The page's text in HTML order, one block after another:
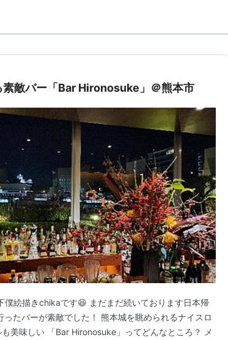
素敵バー「Bar Hironosuke」＠熊本市
僕絵描きchikaです😆 まだまだ続いております日本帰
たバーが素敵でした！ 熊本城を眺められるナイスロ
美味しい 「Bar Hironosuke」ってどんなところ？ メ